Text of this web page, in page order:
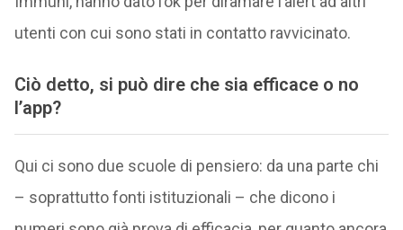
utenti con cui sono stati in contatto ravvicinato.
Ciò detto, si può dire che sia efficace o no
l’app?
Qui ci sono due scuole di pensiero: da una parte chi
– soprattutto fonti istituzionali – che dicono i